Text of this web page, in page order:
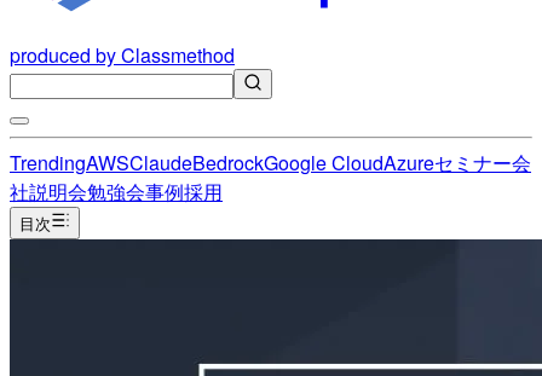
produced by Classmethod
TrendingAWSClaudeBedrockGoogle CloudAzureセミナー会
社説明会勉強会事例採用
目次